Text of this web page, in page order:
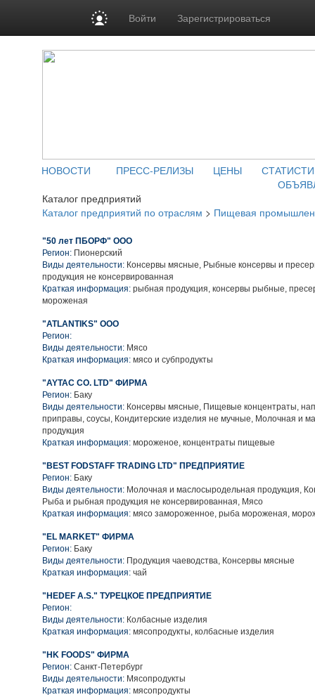
Войти Зарегистрироваться
НОВОСТИ ПРЕСС-РЕЛИЗЫ ЦЕНЫ
Каталог предприятий
Каталог предприятий по отраслям > Пищевая
"50 лет ПБОРФ" ООО
Регион: Пионерский
Виды деятельности: Консервы мясные, Рыбные консервы и
продукция не консервированная
Краткая информация: рыбная продукция, консервы рыбные,
мороженая
"ATLANTIKS" ООО
Регион:
Виды деятельности: Мясо
Краткая информация: мясо и субпродукты
"AYTAC CO. LTD" ФИРМА
Регион: Баку
Виды деятельности: Консервы мясные, Пищевые концентраты,
приправы, соусы, Кондитерские изделия не мучные, Молочная и
продукция
Краткая информация: мороженое, концентраты пищевые
"BEST FODSTAFF TRADING LTD" ПРЕДПРИЯТИЕ
Регион: Баку
Виды деятельности: Молочная и маслосыродельная продукция,
Рыба и рыбная продукция не консервированная, Мясо
Краткая информация: мясо замороженное, рыба мороженая,
"EL MARKET" ФИРМА
Регион: Баку
Виды деятельности: Продукция чаеводства, Консервы мясные
Краткая информация: чай
"HEDEF A.S." ТУРЕЦКОЕ ПРЕДПРИЯТИЕ
Регион:
Виды деятельности: Колбасные изделия
Краткая информация: мясопродукты, колбасные изделия
"HK FOODS" ФИРМА
Регион: Санкт-Петербург
Виды деятельности: Мясопродукты
Краткая информация: мясопродукты